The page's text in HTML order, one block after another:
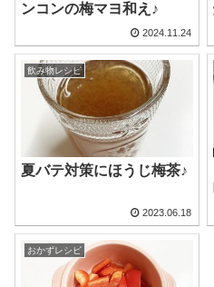
ンコンの梅マヨ和え♪
2024.11.24
飲み物レシピ
夏バテ対策にほうじ梅茶♪
2023.06.18
おかずレシピ